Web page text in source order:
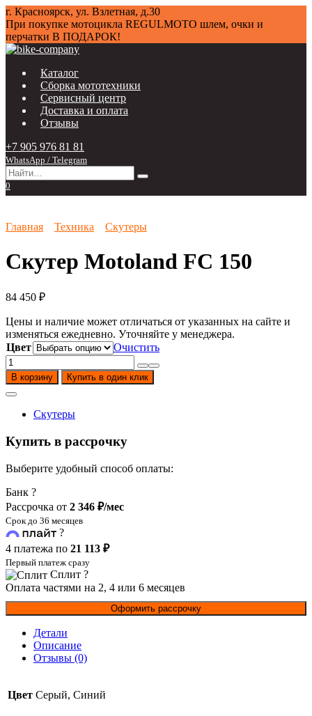
Перейти
к
содержанию
г. Красноярск, ул. Взлетная, д.30
При покупке мотоцикла REGULMOTO шлем, очки и
перчатки В ПОДАРОК!
Каталог
Сборка мототехники
Сервисный центр
Доставка и оплата
Отзывы
+7 905 976 81 81
WhatsApp / Telegram
Search
for:
0
Главная Техника Скутеры
Скутер Motoland FC 150
84 450 ₽
Цены и наличие может отличаться от указанных на сайте и
изменяться ежедневно. Уточняйте у менеджера.
Цвет
Очистить
Количество
товара
Скутер
Motoland
В корзину Купить в один клик
Скутеры
Купить в рассрочку
Выберите удобный способ оплаты:
Банк ?
Рассрочка от 2 346 ₽/мес
Срок до 36 месяцев
?
4 платежа по 21 113 ₽
Первый платеж сразу
Сплит ?
Оплата частями на 2, 4 или 6 месяцев
Оформить рассрочку
Детали
Описание
Отзывы (0)
Цвет Серый, Синий